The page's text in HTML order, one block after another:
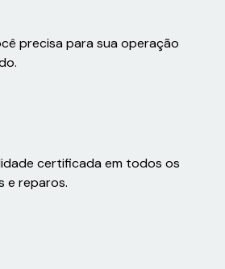
precisa para sua operação
certificada em todos os
e reparos.